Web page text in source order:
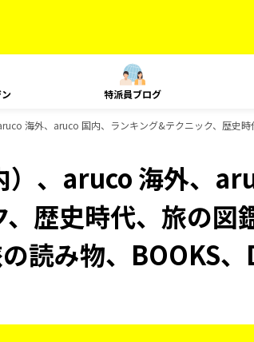
特派員ブログ
海外、aruco 国内、ランキング&テクニック、歴史
）、aruco 海外、
歴史時代、旅の図
読み物、BOOKS、